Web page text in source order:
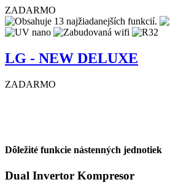
ZADARMO
LG - NEW DELUXE
ZADARMO
Dôležité funkcie nástenných jednotiek
Dual Invertor Kompresor